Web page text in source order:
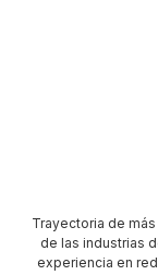
Trayectoria de
de las industrias
experiencia en